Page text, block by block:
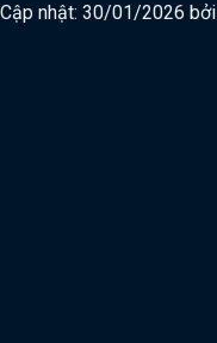
Cập nhật: 30/01/2026 bởi